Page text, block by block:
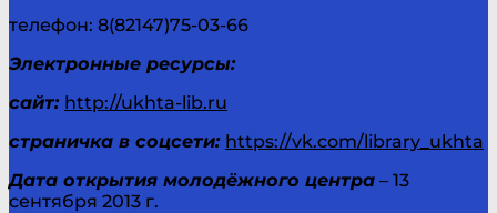
телефон: 8(82147)75-03-66
Электронные ресурсы:
сайт: http://ukhta-lib.ru
страничка в соцсети: https://vk.com/library_ukhta
Дата открытия молодёжного центра – 13
сентября 2013 г.